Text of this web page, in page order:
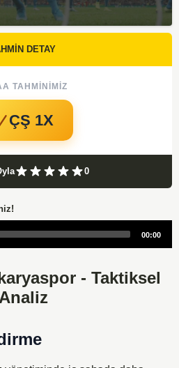
DETAY
TAHMINIMIZ
ÇŞ 1X
0
00:00
- Taktiksel
Analiz